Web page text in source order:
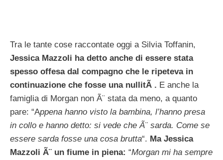
Tra le tante cose raccontate oggi a Silvia Toffanin,
Jessica Mazzoli ha detto anche di essere stata
spesso offesa dal compagno che le ripeteva in
continuazione che fosse una nullitÃ . E anche la
famiglia di Morgan non Ã¨ stata da meno, a quanto
pare: “Appena hanno visto la bambina, l’hanno presa
in collo e hanno detto: si vede che Ã¨ sarda. Come se
essere sarda fosse una cosa brutta“. Ma Jessica
Mazzoli Ã¨ un fiume in piena: “Morgan mi ha sempre